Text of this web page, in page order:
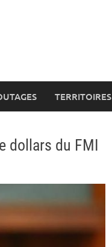
TERRITOIRES
dollars du FMI